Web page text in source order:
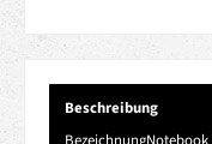
Beschreibung